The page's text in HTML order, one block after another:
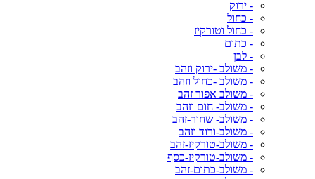
- ירוק
- כחול
- כחול וטורקיז
- כתום
- לבן
- משולב -ירוק וזהב
- משולב -כחול וזהב
- משולב אפור זהב
- משולב- חום וזהב
- משולב- שחור-זהב
- משולב-ורוד וזהב
- משולב-טורקיז-זהב
- משולב-טורקיז-כסף
- משולב-כתום-זהב